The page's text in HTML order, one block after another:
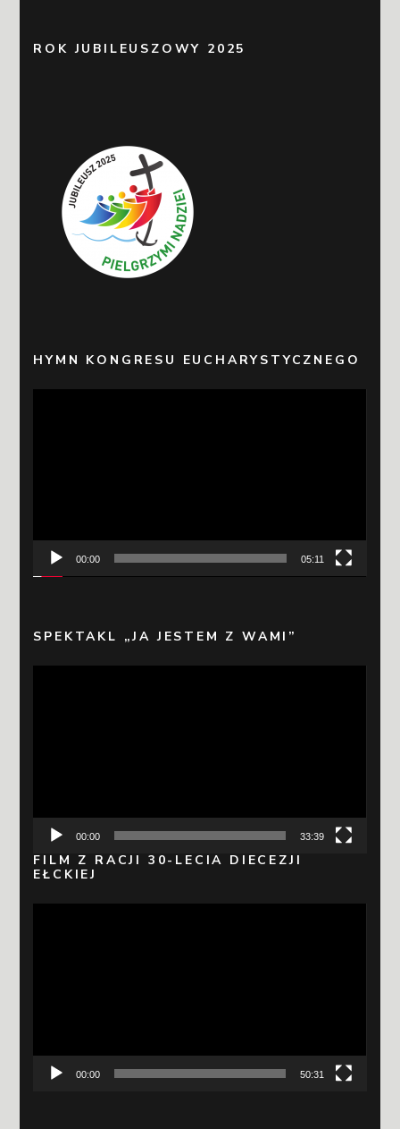
ROK JUBILEUSZOWY 2025
HYMN KONGRESU EUCHARYSTYCZNEGO
00:00 05:11
SPEKTAKL „JA JESTEM Z WAMI”
00:00 33:39
FILM Z RACJI 30-LECIA DIECEZJI
EŁCKIEJ
00:00 50:31